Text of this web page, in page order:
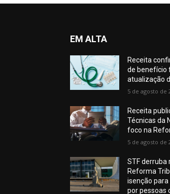
EM ALTA
Receita
de benefício
atualização
5 de agosto de
Receita
Técnicas da
foco na
5 de agosto de
STF derruba
Reforma
isenção
por pessoas